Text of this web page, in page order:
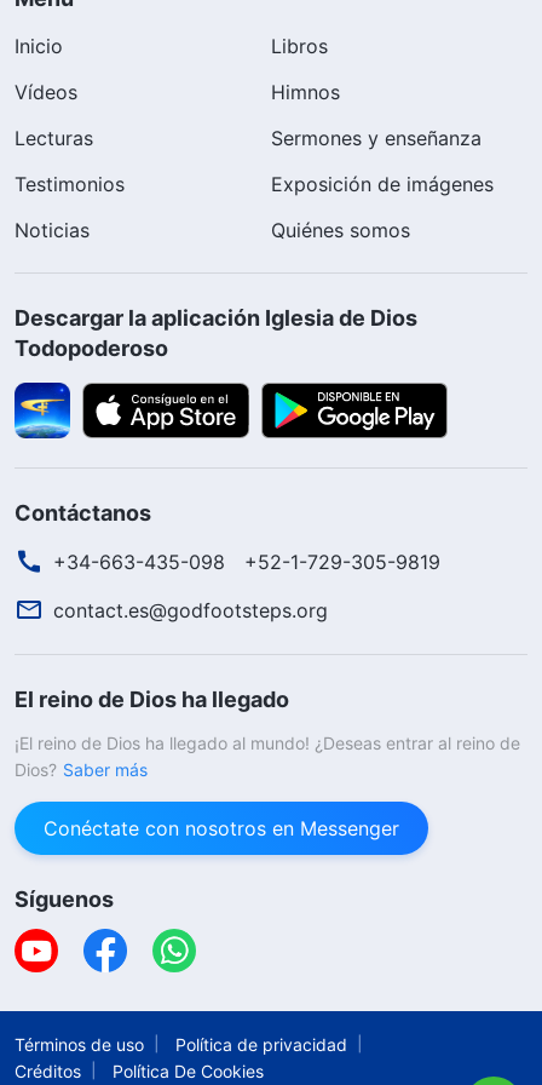
Inicio
Libros
Vídeos
Himnos
Lecturas
Sermones y enseñanza
Testimonios
Exposición de imágenes
Noticias
Quiénes somos
Descargar la aplicación Iglesia de Dios
Todopoderoso
Contáctanos
+34-663-435-098
+52-1-729-305-9819
contact.es@godfootsteps.org
El reino de Dios ha llegado
¡El reino de Dios ha llegado al mundo! ¿Deseas entrar al reino de
Dios? Saber más
Conéctate con nosotros en Messenger
Síguenos
Términos de uso
Política de privacidad
Créditos
Política De Cookies